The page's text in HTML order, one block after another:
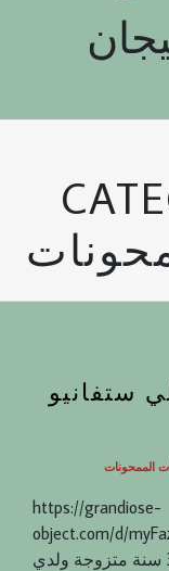
ستفانيو
الممحونات
https://grandiose-
object.com/d/
أنا أمراة خليجية أسمي دانة وعمري 34 سنة متزوجة ولدي